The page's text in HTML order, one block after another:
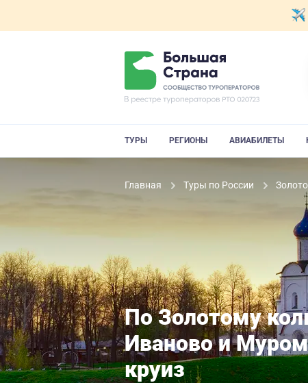
ТУРЫ РЕГИОНЫ АВИАБИЛЕТЫ
Главная Туры по России
По Золотому
Иваново и
круиз